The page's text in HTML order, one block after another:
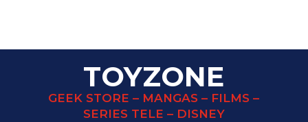
TOYZONE
GEEK STORE – MANGAS – FILMS –
SERIES TELE – DISNEY